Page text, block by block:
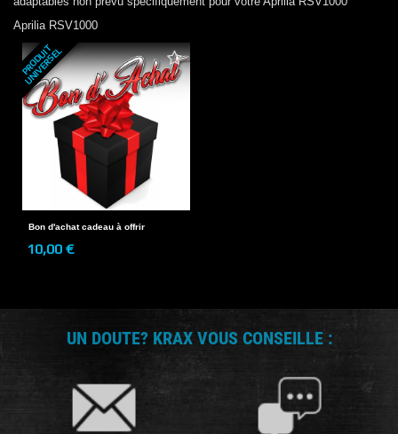
Aprilia RSV1000
P
R
O
D
U
I
T
U
N
I
V
E
R
S
E
L
Bon d'achat cadeau à offrir
10,00 €
UN DOUTE? KRAX VOUS CONSEILLE :